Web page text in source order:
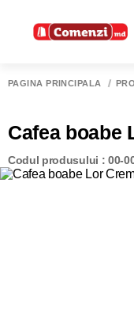
PAGINA PRINCIPALĂ
Cafea boabe
Codul produsului : 00-